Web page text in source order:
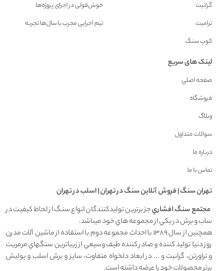
گرانیت
ترامیت
کوپ سنگ
خوش‌قولی در اجرای پروژه‌ها
تیم اجرایی مجرب با سال‌ها تجربه
لینک های سریع
صفحه اصلي
فروشگاه
وبلاگ
سوالات متداول
درباره ما
تماس با ما
تهران سنگ | فروش آنلاين سنگ در تهران | اسلب در تهران
مجتمع سنگ افشاريجز برترين توليدکنندگان انواع سنگ از لحاظ کيفيت در
ساب و برش در يکي از مجموعه هاي خود ميباشد.
همچنين از سال 1389 با احداث مجموعه دوم با استفاده از ماشين آلات مدرن
روز دنيا توليد کننده و صادر کننده طيف وسيعي از زيباترين سنگهاي مرمريت
و تراورتن، گرانيت و ... در ابعاد دلخواه متفاوت، سايز و برش اسلب و پوليش
برتر محصولات خود را عرضه داشته است.